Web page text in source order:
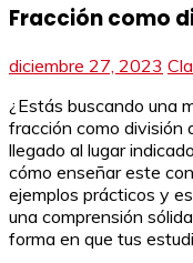
Fracción como
diciembre 27, 2023
¿Estás buscando una
fracción como división
llegado al lugar
cómo enseñar este
ejemplos prácticos y
una comprensión
forma en que tus